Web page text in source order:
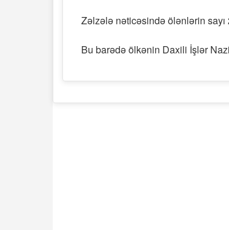
Zəlzələ nəticəsində ölənlərin sayı
Bu barədə ölkənin Daxili İşlər